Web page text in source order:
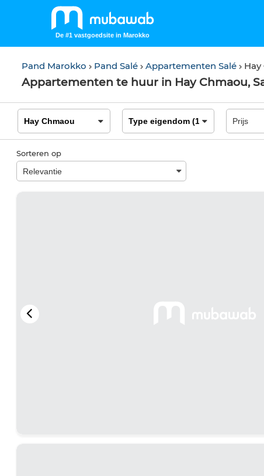
De #1 vastgoedsite in Marokko
Pand Marokko Pand Salé Appartementen Salé
Appartementen te huur in Hay Chmaou,
Sorteren op